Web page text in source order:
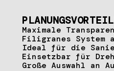
Maximale
Filigranes System
Ideal für die
Einsetzbar für
Große Auswahl an